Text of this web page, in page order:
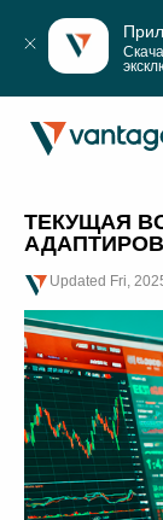
ТЕКУЩАЯ
Updated Fri,